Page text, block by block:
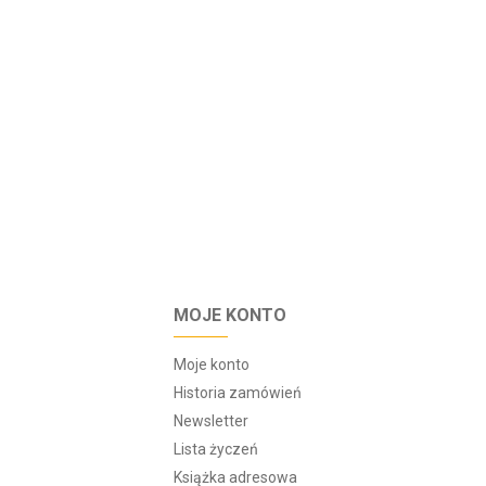
MOJE KONTO
Moje konto
Historia zamówień
Newsletter
Lista życzeń
Książka adresowa